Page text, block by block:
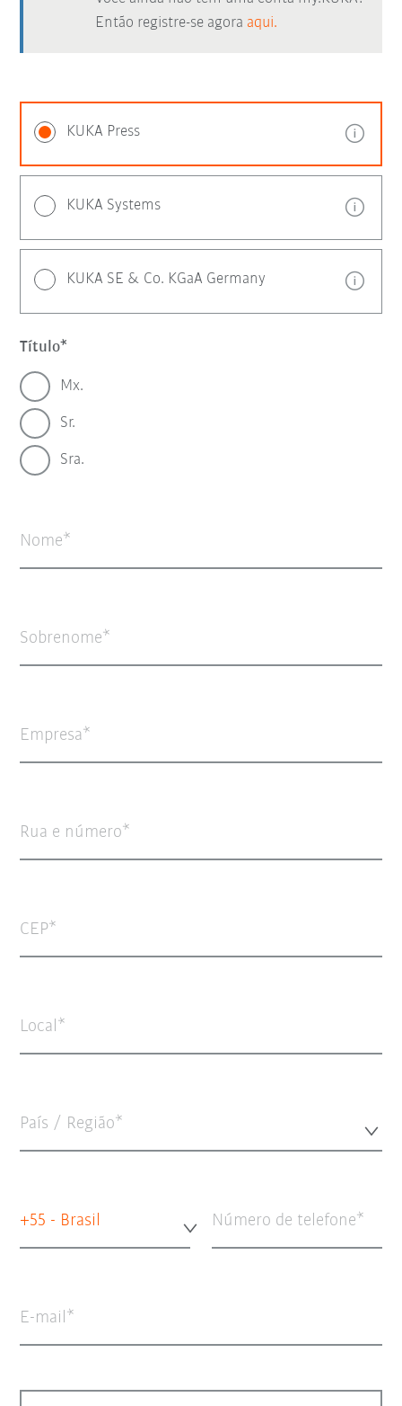
Então registre-se agora aqui.
KUKA Press
KUKA Systems
KUKA SE & Co. KGaA Germany
Título
Mx.
Sr.
Sra.
Nome
Sobrenome
Empresa
Rua e número
CEP
Local
País / Região*
+55 - Brasil Número de telefone
E-mail